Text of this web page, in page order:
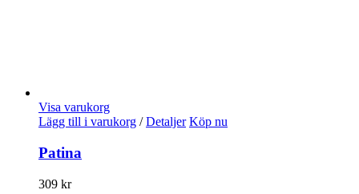
Visa varukorg
Lägg till i varukorg / Detaljer Köp nu
Patina
309 kr